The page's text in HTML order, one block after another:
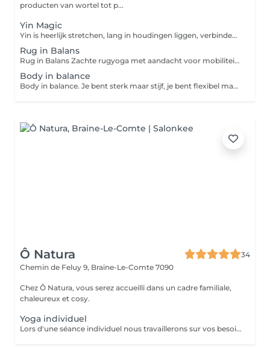
producten van wortel tot p...
Yin Magic
Yin is heerlijk stretchen, lang in houdingen liggen, verbinden met jezelf. Deze sessie wordt steeds afgeloten met klankschalen. RELAX TO THE MAX Lessen gaan door vanaf 3 personen, en VOL IS VOL Een testkaart voor nieuwe yogi's is €30. Je kan er 3 lessen naar keuze mee uittesten. Een losse les is €17.5. Een 10-beurtenkaart is €150. De betaling gebeurt steeds in de studio voordat de les begint. De les gaat door vanaf 3 personen. Gelieve geen last minute annulaties te doen, het is niet fijn voor anderen dat de les niet door kan gaan
Rug in Balans
Rug in Balans Zachte rugyoga met aandacht voor mobiliteit, stabiliteit en kracht. Opbouwend, rustig en afgestemd op wat jouw lichaam aankan. Een testkaart voor nieuwe yogi's is €30. Je kan er 3 lessen naar keuze mee uittesten. Een losse les is €17.5. Een 10-beurtenkaart is €150. De betaling gebeurt steeds in de studio voordat de les begint. De les gaat door vanaf 3 personen. Gelieve geen last minute annulaties te doen, het is niet fijn voor anderen dat de les niet door kan gaan
Body in balance
Body in balance. Je bent sterk maar stijf, je bent flexibel maar slap, je lichaam functioneert niet optimaal. Allemaal dingen waar we aan werken in deze les. Mobiliteit is de sleutel. We werken aan het disfunctionele, en dan geven we het kracht. Deze les is dus voor iedereen. Een testkaart voor nieuwe yogi's is €30. Je kan er 3 lessen naar keuze mee uittesten. Een losse les is €17.5. Een 10-beurtenkaart is €150. De betaling gebeurt steeds in de studio voordat de les begint. De les gaat door vanaf 3 personen. Gelieve geen last minute annulaties te doen, het is niet fijn voor anderen dat de les niet door kan gaan
Ô Natura
34
Chemin de Feluy 9, Braine-Le-Comte 7090
Chez Ô Natura, vous serez accueilli dans un cadre familiale,
chaleureux et cosy.
Yoga individuel
Lors d'une séance individuel nous travaillerons sur vos besoins spécifiques, en s'adaptant d'avantage à vos capacités. Le yoga que je propose est axé sur une approche posturo respiratoire enseigné par Bernadette De Gasquet. Plus d'infos https://onatura-bien-etre.eu/yoga-individuel/